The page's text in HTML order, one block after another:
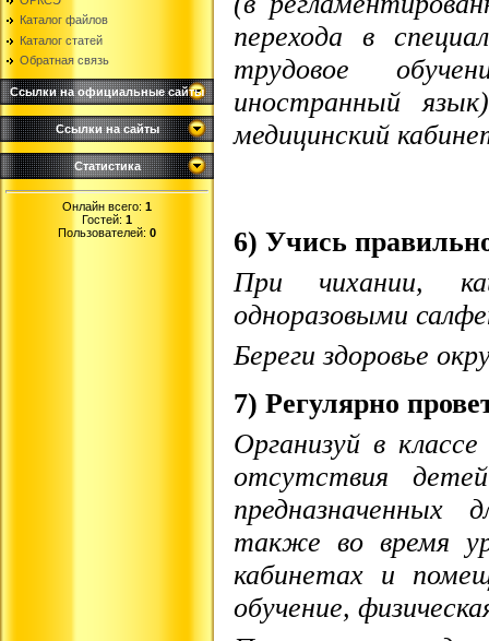
Каталог файлов
Каталог статей
Обратная связь
Ссылки на официальные сайты
Ссылки на сайты
Статистика
Онлайн всего: 1
Гостей: 1
Пользователей: 0
перехода в
трудовое
иностранный
медицинский
6) Учись
При чихании,
одноразовыми
Береги здоровье
7) Регулярно
Организуй в
отсутствия
предназначенных
также во время
кабинетах и
обучение,